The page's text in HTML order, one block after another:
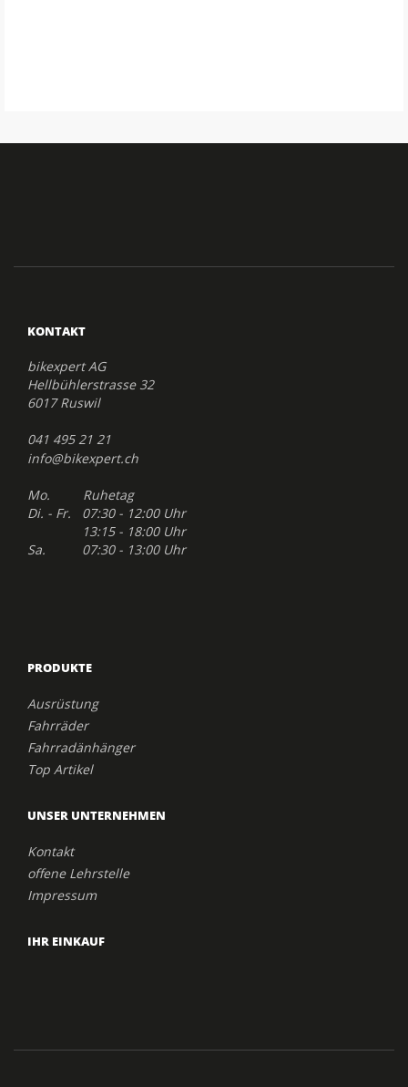
KONTAKT
bikexpert AG
Hellbühlerstrasse 32
6017 Ruswil
041 495 21 21
info@bikexpert.ch
Mo. Ruhetag
Di. - Fr. 07:30 - 12:00 Uhr
13:15 - 18:00 Uhr
Sa. 07:30 - 13:00 Uhr
PRODUKTE
Ausrüstung
Fahrräder
Fahrradänhänger
Top Artikel
UNSER UNTERNEHMEN
Kontakt
offene Lehrstelle
Impressum
IHR EINKAUF